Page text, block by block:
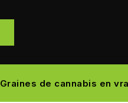
Graines de cannabis en